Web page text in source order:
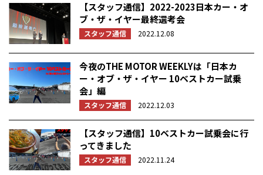
【スタッフ通信】2022-2023日本カー・オ
ブ・ザ・イヤー最終選考会
スタッフ通信 2022.12.08
今夜のTHE MOTOR WEEKLYは「日本カ
ー・オブ・ザ・イヤー 10ベストカー試乗
会」編
スタッフ通信 2022.12.03
【スタッフ通信】10ベストカー試乗会に行
ってきました
スタッフ通信 2022.11.24